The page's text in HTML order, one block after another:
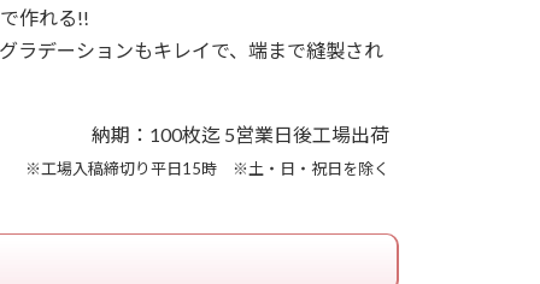
作れる!!
ラデーションもキレイで、端まで縫製され
納期：100枚迄 5営業日後工場出荷
※工場入稿締切り平日15時 ※土・日・祝日を除く